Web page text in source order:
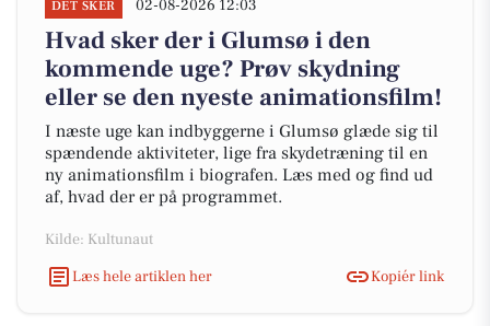
DET SKER 02-08-2026 12:03
Hvad sker der i Glumsø i den
kommende uge? Prøv skydning
eller se den nyeste animationsfilm!
I næste uge kan indbyggerne i Glumsø glæde sig til
spændende aktiviteter, lige fra skydetræning til en
ny animationsfilm i biografen. Læs med og find ud
af, hvad der er på programmet.
Kilde: Kultunaut
Læs hele artiklen her
Kopiér link